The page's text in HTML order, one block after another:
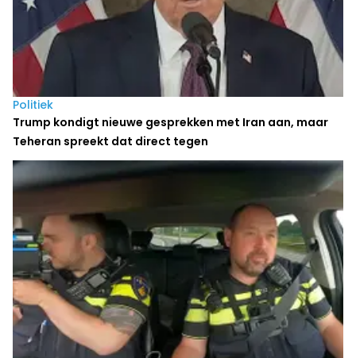
Politiek
Trump kondigt nieuwe gesprekken met Iran aan, maar
Teheran spreekt dat direct tegen